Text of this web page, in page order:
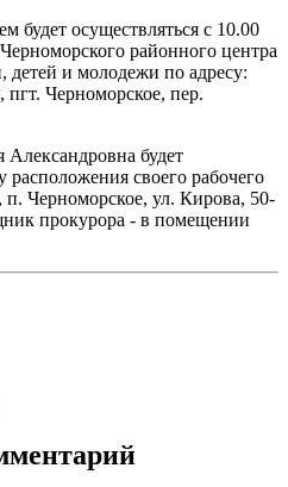
будет осуществляться с 10.00
районного центра
детей и молодежи по адресу:
Черноморское, пер.
будет
расположения своего рабочего
Черноморское, ул. Кирова, 50-
прокурора - в помещении